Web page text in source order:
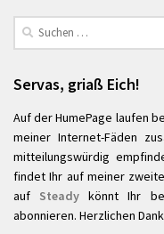
Suchen
nach:
Servas, griaß Eich!
Auf der HumePage laufen
meiner Internet-Fäden
mitteilungswürdig
findet Ihr auf meiner
auf Steady könnt Ihr
abonnieren. Herzlichen